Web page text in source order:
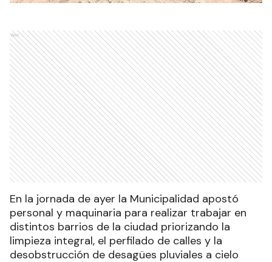
Ads
En la jornada de ayer la Municipalidad apostó
personal y maquinaria para realizar trabajar en
distintos barrios de la ciudad priorizando la
limpieza integral, el perfilado de calles y la
desobstrucción de desagües pluviales a cielo